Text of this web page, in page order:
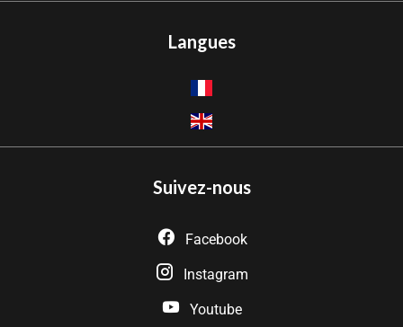
Langues
Suivez-nous
Facebook
Instagram
Youtube